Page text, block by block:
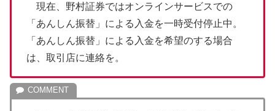
現在、野村証券ではオンラインサービスでの
「あんしん振替」による入金を一時受付停止中。
「あんしん振替」による入金を希望のする場合
は、取引店に連絡を。